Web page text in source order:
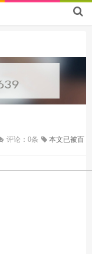
评论：0条
本文已被百